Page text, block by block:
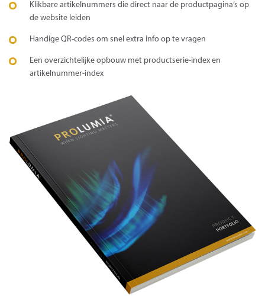
Klikbare artikelnummers die direct naar de productpagina’s op
de website leiden
Handige QR-codes om snel extra info op te vragen
Een overzichtelijke opbouw met productserie-index en
artikelnummer-index